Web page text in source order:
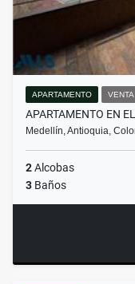
APARTAMENTO VENTA
APARTAMENTO EN
Medellín, Antioquia,
2Alcobas
3 Baños